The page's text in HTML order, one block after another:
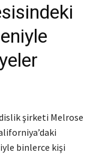
şirketi Melrose
binlerce kişi